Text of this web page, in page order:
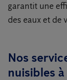
garantit une
des eaux et de
Nos
nuisibles